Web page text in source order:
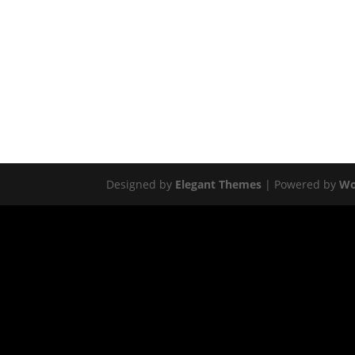
Designed by Elegant Themes | Powered by